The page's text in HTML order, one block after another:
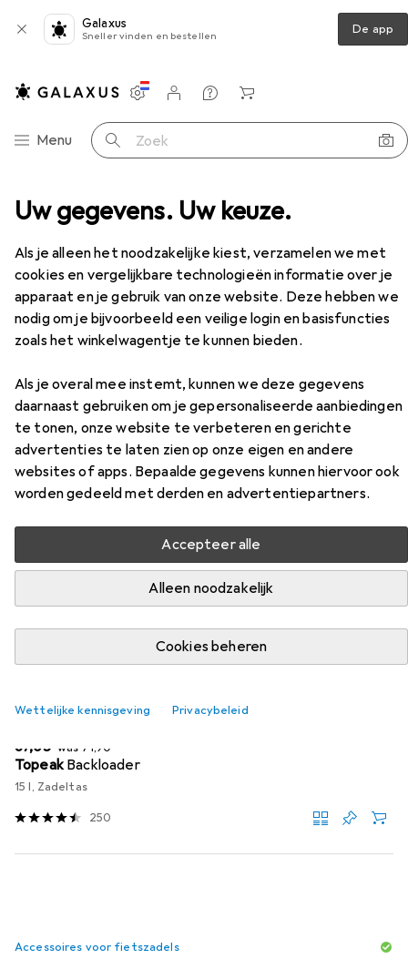
Uw gegevens. Uw keuze.
Als je alleen het noodzakelijke kiest, verzamelen we met
cookies en vergelijkbare technologieën informatie over je
apparaat en je gebruik van onze website. Deze hebben we
nodig om je bijvoorbeeld een veilige login en basisfuncties
zoals het winkelwagentje te kunnen bieden.
Als je overal mee instemt, kunnen we deze gegevens
daarnaast gebruiken om je gepersonaliseerde aanbiedingen
te tonen, onze website te verbeteren en gerichte
advertenties te laten zien op onze eigen en andere
websites of apps. Bepaalde gegevens kunnen hiervoor ook
worden gedeeld met derden en advertentiepartners.
Accepteer alle
Alleen noodzakelijk
Cookies beheren
Wettelijke kennisgeving Privacybeleid
Galaxus
Sneller vinden en bestellen De app
Categorie navigatie
Menu Zoek op
Instellingen
Klantenaccount
Produktvergelijking
Verlanglijstje
Winkelmandje
Fietszadel Brooks England Cambium C17
EUR
177,89
Brooks England
Cambium C17
Accessoires voor Brooks England
Cambium C17
Vind passende accessoires voor de Brooks England
Cambium C17 uit de categorieën Fietstas en Accessoires
voor fietszadels.
Populair Fietstas Accessoires Voor Fietszadels
EUR
67,05 was 71,90
Topeak Backloader
15 l, Zadeltas
250
Accessoires voor fietszadels